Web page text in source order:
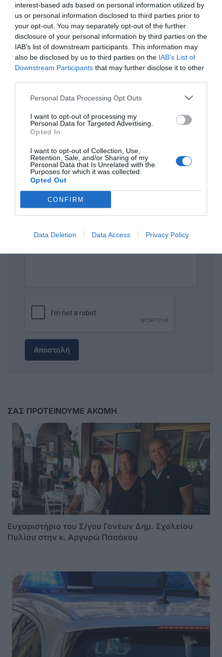
interest-based ads based on personal information utilized by
us or personal information disclosed to third parties prior to
your opt-out. You may separately opt-out of the further
disclosure of your personal information by third parties on the
IAB’s list of downstream participants. This information may
also be disclosed by us to third parties on the IAB’s List of
Downstream Participants that may further disclose it to other
Personal Data Processing Opt Outs
I want to opt-out of processing my
Personal Data for Targeted Advertising.
Opted In
I want to opt-out of Collection, Use,
Retention, Sale, and/or Sharing of my
Personal Data that Is Unrelated with the
Purposes for which it was collected.
Opted Out
CONFIRM
Data Deletion Data Access Privacy Policy
Η ανωνυμία είναι το καλύτερο κρησφύγετο δειλίας και
χυδαιότητας!
Σχόλια 0
ΟΝΟΜΑ
ΤΙΤΛΟΣ
Αποστολή
ΣΑΣ ΠΡΟΤΕΙΝΟΥΜΕ ΑΚΟΜΗ
Ευχαριστήριο του Σ/γου Γονέων Δημ. Σχολείου
Πυλίου στην κ. Αργυρώ Πασάκου